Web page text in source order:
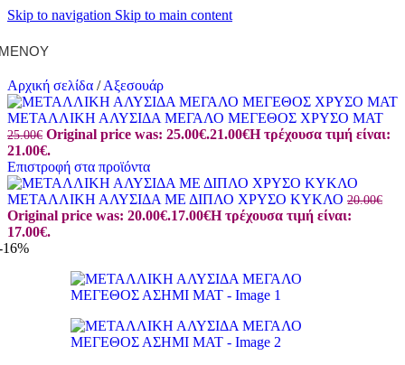
Skip to navigation Skip to main content
Αρχική σελίδα / Αξεσουάρ
ΜΕΤΑΛΛΙΚΗ ΑΛΥΣΙΔΑ ΜΕΓΑΛΟ ΜΕΓΕΘΟΣ ΧΡΥΣΟ ΜΑΤ
25.00€ Original price was: 25.00€.21.00€Η τρέχουσα τιμή είναι:
21.00€.
Επιστροφή στα προϊόντα
ΜΕΤΑΛΛΙΚΗ ΑΛΥΣΙΔΑ ΜΕ ΔΙΠΛΟ ΧΡΥΣΟ ΚΥΚΛΟ 20.00€
Original price was: 20.00€.17.00€Η τρέχουσα τιμή είναι:
17.00€.
16%